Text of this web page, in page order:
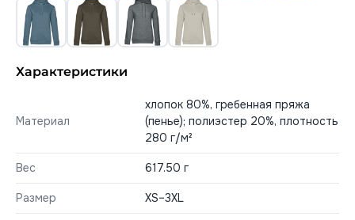
Характеристики
Материал
хлопок 80%, гребенная пряжа
(пенье); полиэстер 20%, плотность
280 г/м²
Вес 617.50 г
Размер XS–3XL